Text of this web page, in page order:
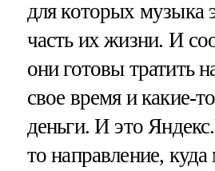
для которых музыка
часть их жизни. И
они готовы тратить
свое время и какие-
деньги. И это
то направление,